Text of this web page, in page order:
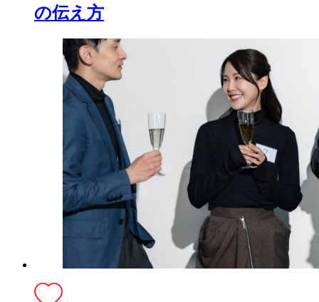
の伝え方